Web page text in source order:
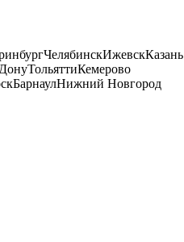
ЧелябинскИжевскКазань
ТольяттиКемерово
БарнаулНижний Новгород